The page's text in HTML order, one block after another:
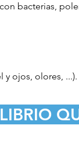
bacterias,
y ojos, olores, ...).